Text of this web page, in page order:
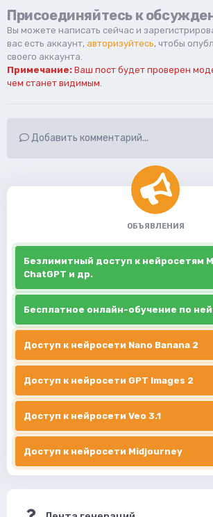
Присоединяйтесь к
Вы можете написать сейчас и
вас есть аккаунт, авторизуйтесь, чтобы
своего аккаунта.
Примечание: Ваш пост будет проверен
чем станет видимым.
Добавить комментарий...
ОБЪЯВЛЕНИЯ
Безлимитный доступ к нейросетям
ChatGPT и др.
Бесплатное онлайн-обучение по
Доступ к нейросети Nano Banana 2
Доступ к нейросети GPT Images 2
Доступ к нейросети Veo 3.1
Доступ к нейросети Midjourney